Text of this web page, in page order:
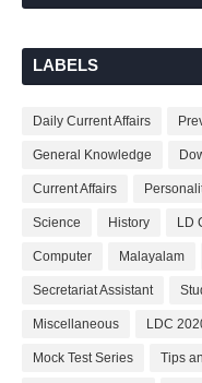
LABELS
Daily Current Affairs
General Knowledge
Current Affairs
Science History LD
Computer Malayalam
Secretariat Assistant
Miscellaneous LDC
Mock Test Series Tips